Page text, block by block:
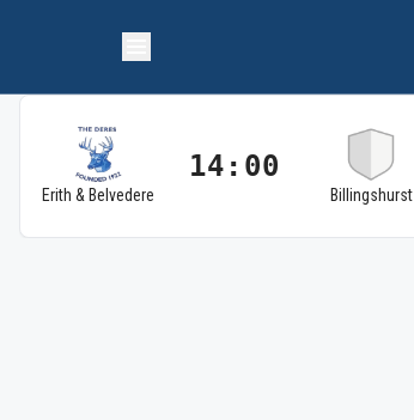
Erith & Belvedere
14:00
Billingshurst